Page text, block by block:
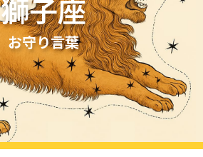
獅子座
お守り言葉